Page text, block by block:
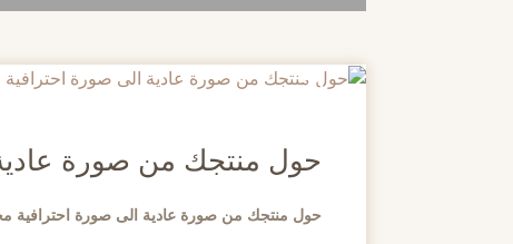
20
حول منتجك من صورة
حول منتجك من صورة عادية الى صورة احترافية